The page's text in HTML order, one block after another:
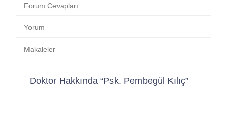
Forum Cevapları
Yorum
Makaleler
Doktor Hakkında “Psk. Pembegül Kılıç”